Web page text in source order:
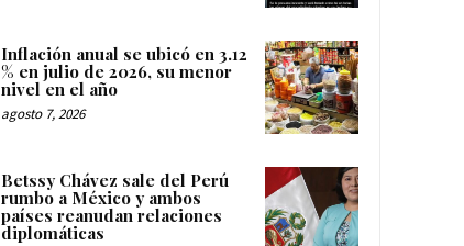
Inflación anual se ubicó en 3.12
% en julio de 2026, su menor
nivel en el año
agosto 7, 2026
Betssy Chávez sale del Perú
rumbo a México y ambos
países reanudan relaciones
diplomáticas